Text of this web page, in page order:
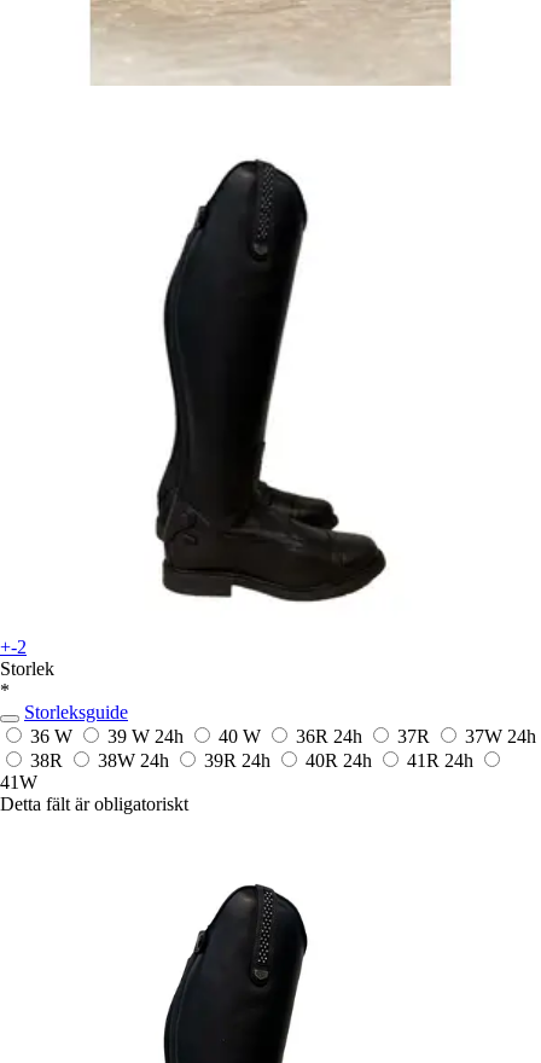
+-2
Storlek
*
Storleksguide
36 W
39 W 24h 40 W 36R 24h 37R 37W 24h
38R
38W 24h 39R 24h 40R 24h 41R 24h
41W
Detta fält är obligatoriskt